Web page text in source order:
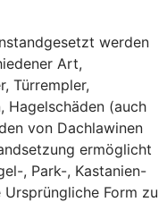
werden
Art,
Türrempler,
Hagelschäden (auch
von Dachlawinen
ermöglicht
, Park-, Kastanien-
Ursprüngliche Form zu